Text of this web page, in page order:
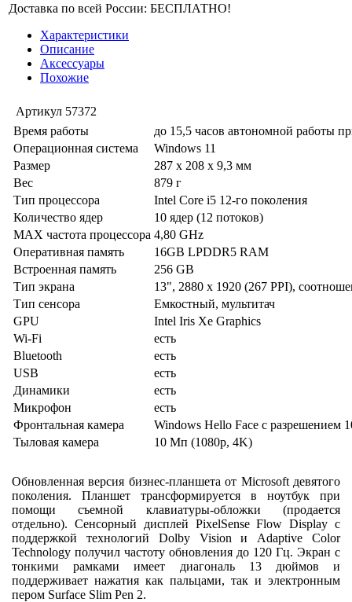
Доставка по всей России: БЕСПЛАТНО!
Характеристики
Описание
Аксессуары
Похожие
Артикул 57372
Время работы
до 15,5 часов автономной работы
Операционная система
Windows 11
Размер
287 x 208 x 9,3 мм
Вес
879 г
Тип процессора
Intel Core i5 12-го поколения
Количество ядер
10 ядер (12 потоков)
MAX частота процессора 4,80 GHz
Оперативная память
16GB LPDDR5 RAM
Встроенная память
256 GB
Тип экрана
13", 2880 x 1920 (267 PPI),
Тип сенсора
Емкостный, мультитач
GPU
Intel Iris Xe Graphics
Wi-Fi
есть
Bluetooth
есть
USB
есть
Динамики
есть
Микрофон
есть
Фронтальная камера
Windows Hello Face с разрешением
Тыловая камера
10 Мп (1080p, 4K)
Обновленная версия бизнес-планшета от Microsoft девятого
поколения. Планшет трансформируется в ноутбук при
помощи съемной клавиатуры-обложки (продается
отдельно). Сенсорный дисплей PixelSense Flow Display с
поддержкой технологий Dolby Vision и Adaptive Color
Technology получил частоту обновления до 120 Гц. Экран с
тонкими рамками имеет диагональ 13 дюймов и
поддерживает нажатия как пальцами, так и электронным
пером Surface Slim Pen 2.